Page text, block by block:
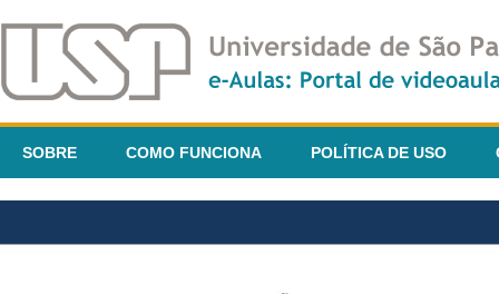
SOBRE COMO FUNCIONA POLÍTICA DE USO